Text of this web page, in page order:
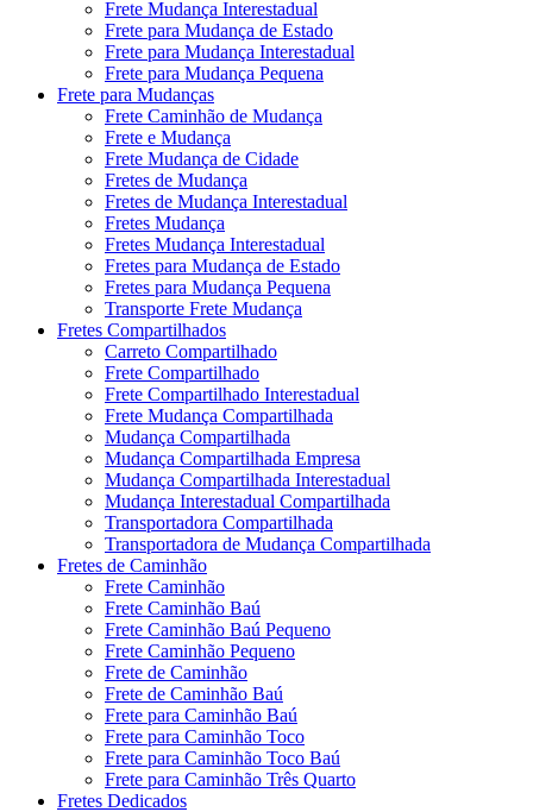
Frete Mudança Interestadual
Frete para Mudança de Estado
Frete para Mudança Interestadual
Frete para Mudança Pequena
Frete para Mudanças
Frete Caminhão de Mudança
Frete e Mudança
Frete Mudança de Cidade
Fretes de Mudança
Fretes de Mudança Interestadual
Fretes Mudança
Fretes Mudança Interestadual
Fretes para Mudança de Estado
Fretes para Mudança Pequena
Transporte Frete Mudança
Fretes Compartilhados
Carreto Compartilhado
Frete Compartilhado
Frete Compartilhado Interestadual
Frete Mudança Compartilhada
Mudança Compartilhada
Mudança Compartilhada Empresa
Mudança Compartilhada Interestadual
Mudança Interestadual Compartilhada
Transportadora Compartilhada
Transportadora de Mudança Compartilhada
Fretes de Caminhão
Frete Caminhão
Frete Caminhão Baú
Frete Caminhão Baú Pequeno
Frete Caminhão Pequeno
Frete de Caminhão
Frete de Caminhão Baú
Frete para Caminhão Baú
Frete para Caminhão Toco
Frete para Caminhão Toco Baú
Frete para Caminhão Três Quarto
Fretes Dedicados